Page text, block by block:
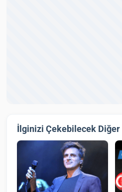
İlginizi Çekebilecek